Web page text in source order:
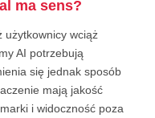
ma sens?
użytkownicy wciąż
AI potrzebują
się jednak sposób
mają jakość
i widoczność poza